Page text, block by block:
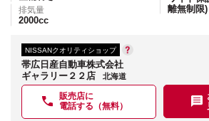
排気量
2000cc
離無制限)
NISSANクオリティショップ
帯広日産自動車株式会社
ギャラリー２２店
北海道
販売店に
電話する（無料）